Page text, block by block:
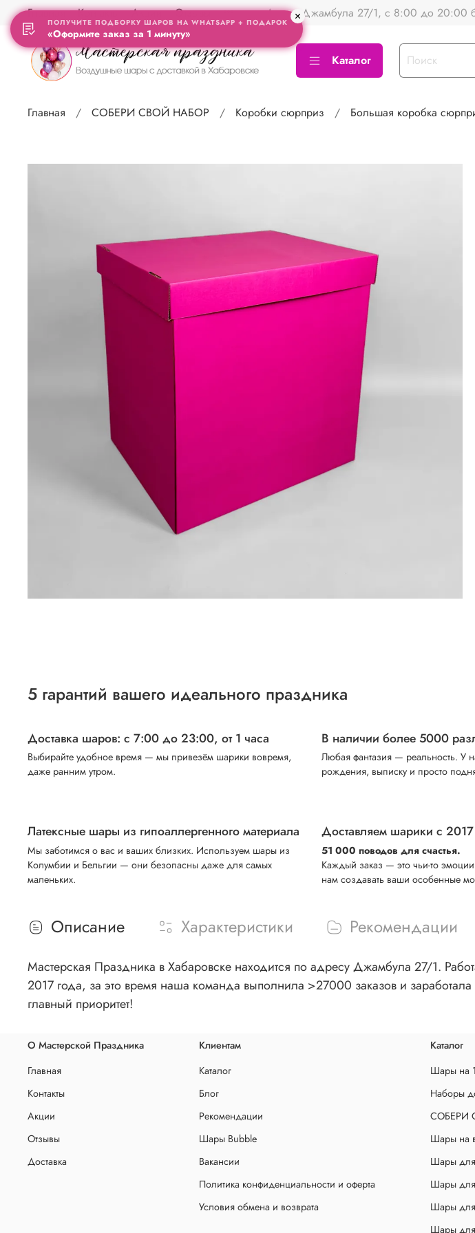
Главная Контакты Акции Отзывы Адрес Джамбула 27/1, с 8:00 до 20:00
Каталог
Главная СОБЕРИ СВОЙ НАБОР Коробки сюрприз Большая коробка
5 гарантий вашего идеального праздника
Доставка шаров: с 7:00 до 23:00, от 1 часа
Выбирайте удобное время — мы привезём шарики вовремя,
даже ранним утром.
В наличии более 5000
Любая фантазия — реальность. У
рождения, выписку и просто
Латексные шары из гипоаллергенного материала
Мы заботимся о вас и ваших близких. Используем шары из
Колумбии и Бельгии — они безопасны даже для самых
маленьких.
Доставляем шарики с 2017
51 000 поводов для счастья.
Каждый заказ — это чьи-то
нам создавать ваши особенные
Описание Характеристики Рекомендации
Мастерская Праздника в Хабаровске находится по адресу Джамбула 27/1.
2017 года, за это время наша команда выполнила >27000 заказов и
главный приоритет!
О Мастерской Праздника
Главная
Контакты
Акции
Отзывы
Доставка
Клиентам
Каталог
Блог
Рекомендации
Шары Bubble
Вакансии
Политика конфиденциальности и оферта
Условия обмена и возврата
Каталог
Шары на
Наборы
СОБЕРИ
Шары на
Шары
Шары
Шары
Шары
ПОЛУЧИТЕ ПОДБОРКУ ШАРОВ НА WHATSAPP + ПОДАРОК
«Оформите заказ за 1 минуту»